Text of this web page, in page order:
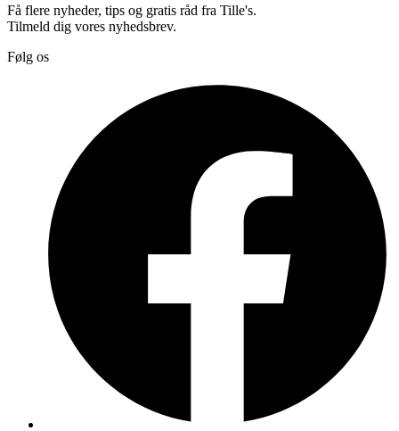
Få flere nyheder, tips og gratis råd fra Tille's.
Tilmeld dig vores nyhedsbrev.
Følg os